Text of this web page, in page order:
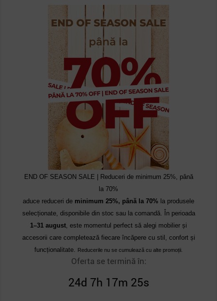
END OF SEASON SALE | Reduceri de minimum 25%, până
la 70%
aduce reduceri de minimum 25%, până la 70% la produsele
selecționate, disponibile din stoc sau la comandă. În perioada
1–31 august, este momentul perfect să alegi mobilier și
accesorii care completează fiecare încăpere cu stil, confort și
funcționalitate. Reducerile nu se cumulează cu alte promoții.
Oferta se termină în:
24d 7h 17m 24s